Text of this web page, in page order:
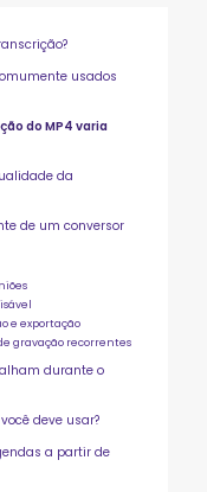
usados
do MP4 varia
da
de um conversor
e exportação
gravação recorrentes
durante o
deve usar?
a partir de